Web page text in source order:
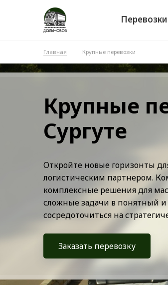
Перевозки
Главная Крупные перевозки
Крупные
Сургуте
Откройте новые горизонты
логистическим партнером.
комплексные решения для
сложные задачи в понятный
сосредоточиться на
Заказать перевозку